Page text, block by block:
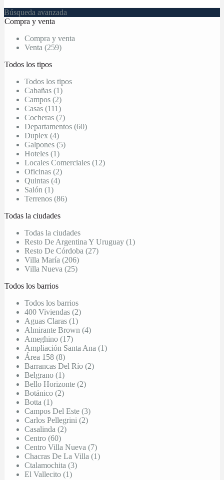
Búsqueda avanzada
Compra y venta
Compra y venta
Venta (259)
Todos los tipos
Todos los tipos
Cabañas (1)
Campos (2)
Casas (111)
Cocheras (7)
Departamentos (60)
Duplex (4)
Galpones (5)
Hoteles (1)
Locales Comerciales (12)
Oficinas (2)
Quintas (4)
Salón (1)
Terrenos (86)
Todas la ciudades
Todas la ciudades
Resto De Argentina Y Uruguay (1)
Resto De Córdoba (27)
Villa María (206)
Villa Nueva (25)
Todos los barrios
Todos los barrios
400 Viviendas (2)
Aguas Claras (1)
Almirante Brown (4)
Ameghino (17)
Ampliación Santa Ana (1)
Área 158 (8)
Barrancas Del Río (2)
Belgrano (1)
Bello Horizonte (2)
Botánico (2)
Botta (1)
Campos Del Este (3)
Carlos Pellegrini (2)
Casalinda (2)
Centro (60)
Centro Villa Nueva (7)
Chacras De La Villa (1)
Ctalamochita (3)
El Vallecito (1)